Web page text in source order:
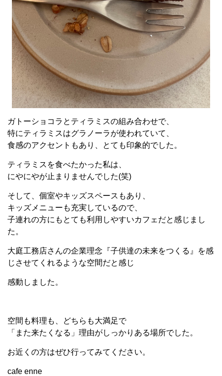
ガトーショコラとティラミスの組み合わせで、
特にティラミスはグラノーラが使われていて、
食感のアクセントもあり、とても印象的でした。
ティラミスを食べたかった私は、
にやにやが止まりませんでした(笑)
そして、個室やキッズスペースもあり、
キッズメニューも充実しているので、
子連れの方にもとても利用しやすいカフェだと感じまし
た。
大庭工務店さんの企業理念『子供達の未来をつくる』を感
じさせてくれるような空間だと感じ
感動しました。
空間も料理も、どちらも大満足で
「また来たくなる」理由がしっかりある場所でした。
お近くの方はぜひ行ってみてください。
cafe enne